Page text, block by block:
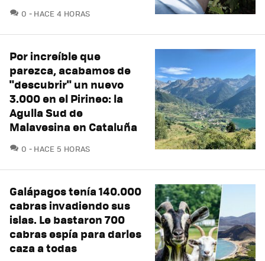
0 COMENTARIOS
HACE 4 HORAS
Por increíble que
parezca, acabamos de
"descubrir" un nuevo
3.000 en el Pirineo: la
Agulla Sud de
Malavesina en Cataluña
0 COMENTARIOS
HACE 5 HORAS
Galápagos tenía 140.000
cabras invadiendo sus
islas. Le bastaron 700
cabras espía para darles
caza a todas